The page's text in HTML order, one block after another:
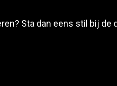
Sta dan eens stil bij